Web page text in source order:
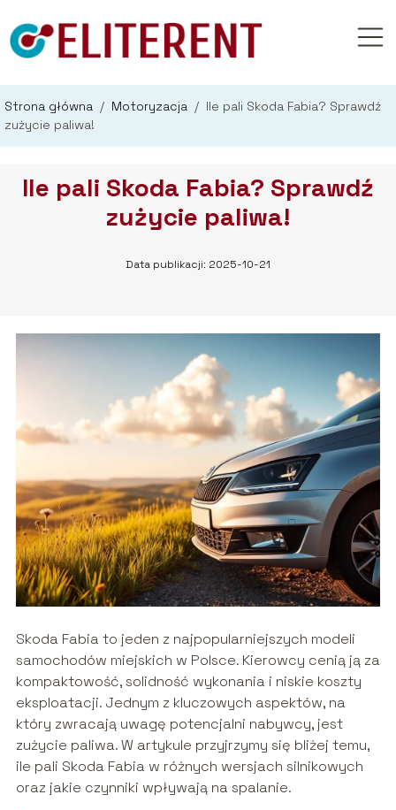
Strona główna / Motoryzacja / Ile pali Skoda Fabia? Sprawdź
zużycie paliwa!
Ile pali Skoda Fabia? Sprawdź
zużycie paliwa!
Data publikacji: 2025-10-21
Skoda Fabia to jeden z najpopularniejszych modeli
samochodów miejskich w Polsce. Kierowcy cenią ją za
kompaktowość, solidność wykonania i niskie koszty
eksploatacji. Jednym z kluczowych aspektów, na
który zwracają uwagę potencjalni nabywcy, jest
zużycie paliwa. W artykule przyjrzymy się bliżej temu,
ile pali Skoda Fabia w różnych wersjach silnikowych
oraz jakie czynniki wpływają na spalanie.